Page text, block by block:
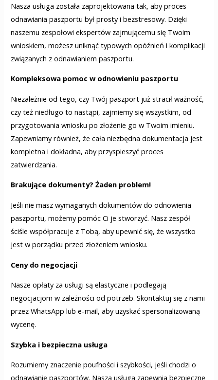
Nasza usługa została zaprojektowana tak, aby proces
odnawiania paszportu był prosty i bezstresowy. Dzięki
naszemu zespołowi ekspertów zajmującemu się Twoim
wnioskiem, możesz uniknąć typowych opóźnień i komplikacji
związanych z odnawianiem paszportu.
Kompleksowa pomoc w odnowieniu paszportu
Niezależnie od tego, czy Twój paszport już stracił ważność,
czy też niedługo to nastąpi, zajmiemy się wszystkim, od
przygotowania wniosku po złożenie go w Twoim imieniu.
Zapewniamy również, że cała niezbędna dokumentacja jest
kompletna i dokładna, aby przyspieszyć proces
zatwierdzania.
Brakujące dokumenty? Żaden problem!
Jeśli nie masz wymaganych dokumentów do odnowienia
paszportu, możemy pomóc Ci je stworzyć. Nasz zespół
ściśle współpracuje z Tobą, aby upewnić się, że wszystko
jest w porządku przed złożeniem wniosku.
Ceny do negocjacji
Nasze opłaty za usługi są elastyczne i podlegają
negocjacjom w zależności od potrzeb. Skontaktuj się z nami
przez WhatsApp lub e-mail, aby uzyskać spersonalizowaną
wycenę.
Szybka i bezpieczna usługa
Rozumiemy znaczenie poufności i szybkości, jeśli chodzi o
odnawianie paszportów. Nasza usługa zapewnia bezpieczne